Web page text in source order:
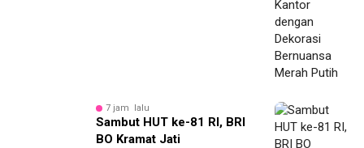
7 jam lalu
Sambut HUT ke-81 RI, BRI
BO Kramat Jati